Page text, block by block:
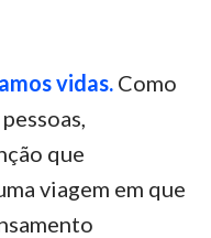
vidas. Como
que
viagem em que